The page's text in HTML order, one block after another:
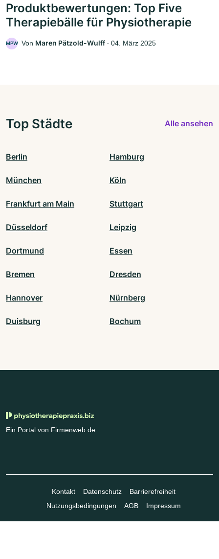
Produktbewertungen: Top Five
Therapiebälle für Physiotherapie
MPW Von Maren Pätzold-Wulff ‧ 04. März 2025
Top Städte Alle ansehen
Berlin Hamburg
München Köln
Frankfurt am Main Stuttgart
Düsseldorf Leipzig
Dortmund Essen
Bremen Dresden
Hannover Nürnberg
Duisburg Bochum
Ein Portal von Firmenweb.de
Kontakt Datenschutz
Barrierefreiheit
Nutzungsbedingungen
AGB Impressum